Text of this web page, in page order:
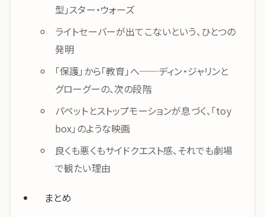
型」スター・ウォーズ
ライトセーバーが出てこないという、ひとつの
発明
「保護」から「教育」へ──ディン・ジャリンと
グローグーの、次の段階
パペットとストップモーションが息づく、「toy
box」のような映画
良くも悪くもサイドクエスト感、それでも劇場
で観たい理由
まとめ